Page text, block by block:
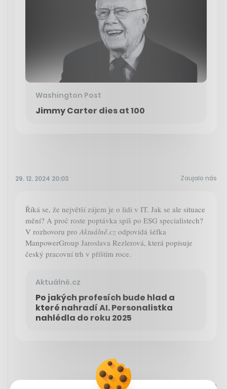
Washington Post
Jimmy Carter dies at 100
29. 12. 2024 20:03 Zaujalo nás
Říká se, že největší zájem je o lidi v IT. Jak se ale situace
mění? A proč roste poptávka spíš po ESG specialistech?
V rozhovoru pro Aktuálně.cz odpovídá šéfka
ManpowerGroup Jaroslava Rezlerová, která popisuje
český pracovní trh v příštím roce.
Aktuálně.cz
Po jakých profesích bude hlad a
které nahradí AI. Personalistka
nahlédla do roku 2025
Sdíleno přes Youtube